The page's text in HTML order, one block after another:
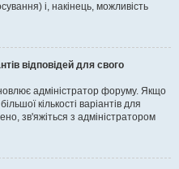
і, накінець, можливість
відповідей для свого
адміністратор форуму. Якщо
кількості варіантів для
зв'яжіться з адміністратором